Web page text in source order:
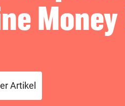
Money
Artikel